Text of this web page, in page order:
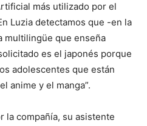
más utilizado por el
Luzia detectamos que -en la
multilingüe que enseña
es el japonés porque
adolescentes que están
anime y el manga”.
la compañía, su asistente